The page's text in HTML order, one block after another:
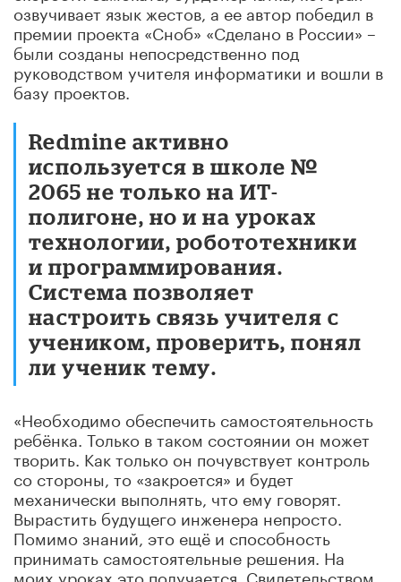
озвучивает язык жестов, а ее автор победил в
премии проекта «Сноб» «Сделано в России» –
были созданы непосредственно под
руководством учителя информатики и вошли в
базу проектов.
Redmine активно
используется в школе №
2065 не только на ИТ-
полигоне, но и на уроках
технологии, робототехники
и программирования.
Система позволяет
настроить связь учителя с
учеником, проверить, понял
ли ученик тему.
«Необходимо обеспечить самостоятельность
ребёнка. Только в таком состоянии он может
творить. Как только он почувствует контроль
со стороны, то «закроется» и будет
механически выполнять, что ему говорят.
Вырастить будущего инженера непросто.
Помимо знаний, это ещё и способность
принимать самостоятельные решения. На
моих уроках это получается. Свидетельством